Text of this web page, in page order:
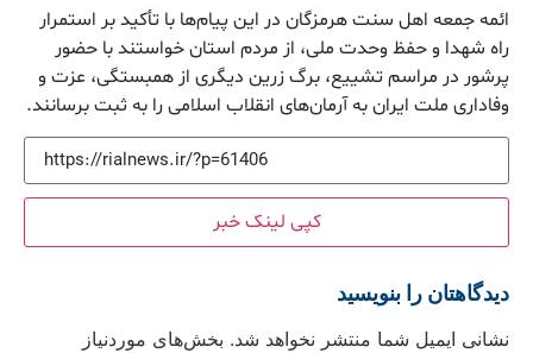
ائمه جمعه اهل سنت هرمزگان در این پیام‌ها با تأکید بر استمرار
راه شهدا و حفظ وحدت ملی، از مردم استان خواستند با حضور
پرشور در مراسم تشییع، برگ زرین دیگری از همبستگی، عزت و
وفاداری ملت ایران به آرمان‌های انقلاب اسلامی را به ثبت برسانند.
کپی لینک خبر
دیدگاهتان را بنویسید
نشانی ایمیل شما منتشر نخواهد شد. بخش‌های موردنیاز